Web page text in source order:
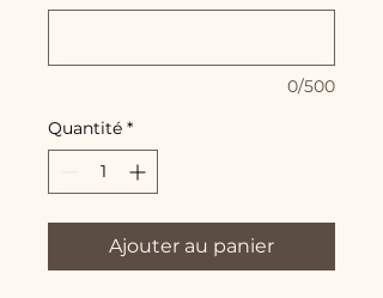
0/500
Quantité *
Ajouter au panier